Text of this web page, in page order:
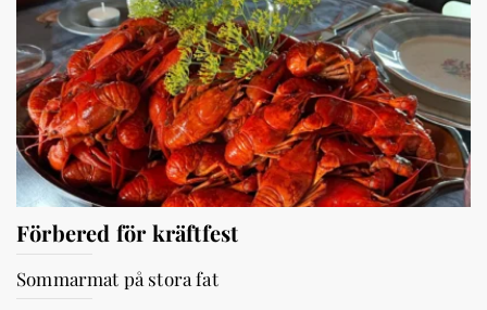
Förbered för kräftfest
Sommarmat på stora fat